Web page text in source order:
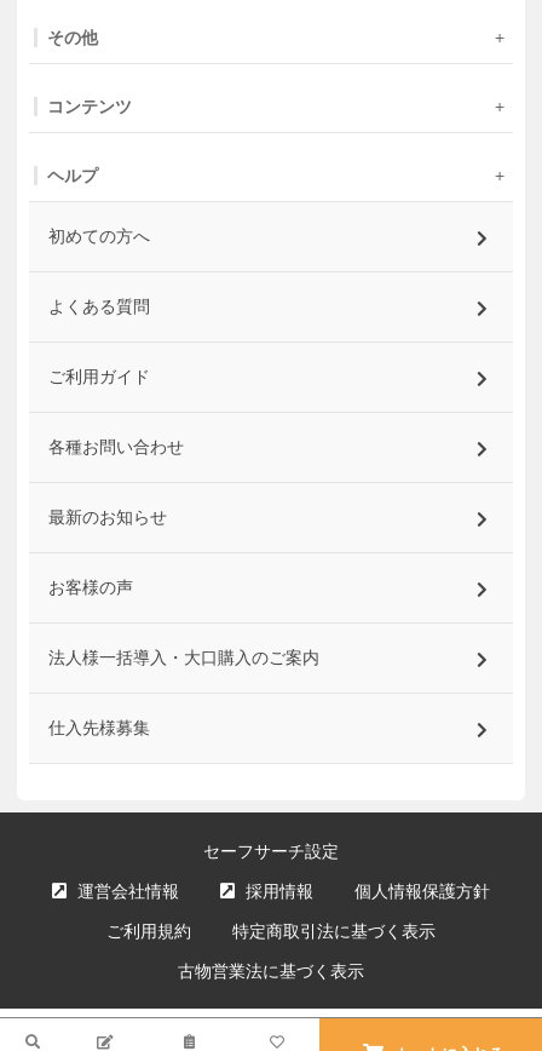
その他
コンテンツ
ヘルプ
初めての方へ
よくある質問
ご利用ガイド
各種お問い合わせ
最新のお知らせ
お客様の声
法人様一括導入・大口購入のご案内
仕入先様募集
セーフサーチ設定
運営会社情報 採用情報 個人情報保護方針
ご利用規約 特定商取引法に基づく表示
古物営業法に基づく表示
サイト内の文章、画像などの著作物はエクスプライス株式会社に属します。